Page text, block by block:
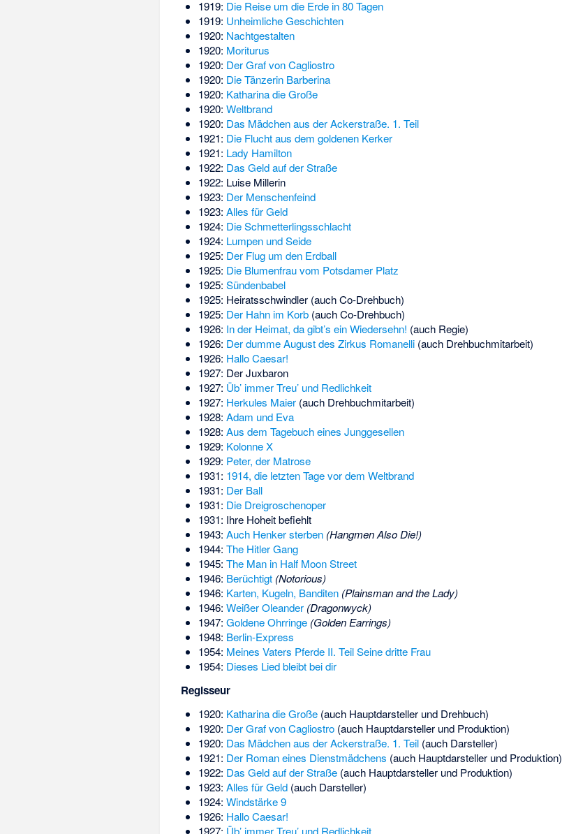
1919: Die Reise um die Erde in 80 Tagen
1919: Unheimliche Geschichten
1920: Nachtgestalten
1920: Moriturus
1920: Der Graf von Cagliostro
1920: Die Tänzerin Barberina
1920: Katharina die Große
1920: Weltbrand
1920: Das Mädchen aus der Ackerstraße. 1. Teil
1921: Die Flucht aus dem goldenen Kerker
1921: Lady Hamilton
1922: Das Geld auf der Straße
1922: Luise Millerin
1923: Der Menschenfeind
1923: Alles für Geld
1924: Die Schmetterlingsschlacht
1924: Lumpen und Seide
1925: Der Flug um den Erdball
1925: Die Blumenfrau vom Potsdamer Platz
1925: Sündenbabel
1925: Heiratsschwindler(auch Co-Drehbuch)
1925: Der Hahn im Korb(auch Co-Drehbuch)
1926: In der Heimat, da gibt’s ein Wiedersehn! (auch Regie)
1926: Der dumme August des Zirkus Romanelli(auch Drehbuchmitarbeit)
1926: Hallo Caesar!
1927: Der Juxbaron
1927: Üb’ immer Treu’ und Redlichkeit
1927: Herkules Maier(auch Drehbuchmitarbeit)
1928: Adam und Eva
1928: Aus dem Tagebuch eines Junggesellen
1929: Kolonne X
1929: Peter, der Matrose
1931: 1914, die letzten Tage vor dem Weltbrand
1931: Der Ball
1931: Die Dreigroschenoper
1931: Ihre Hoheit befiehlt
1943: Auch Henker sterben (Hangmen Also Die!)
1944: The Hitler Gang
1945: The Man in Half Moon Street
1946: Berüchtigt (Notorious)
1946: Karten, Kugeln, Banditen (Plainsman and the Lady)
1946: Weißer Oleander (Dragonwyck)
1947: Goldene Ohrringe (Golden Earrings)
1948: Berlin-Express
1954: Meines Vaters Pferde II. Teil Seine dritte Frau
1954: Dieses Lied bleibt bei dir
Regisseur
1920: Katharina die Große(auch Hauptdarsteller und Drehbuch)
1920: Der Graf von Cagliostro(auch Hauptdarsteller und Produktion)
1920: Das Mädchen aus der Ackerstraße. 1. Teil(auch Darsteller)
1921: Der Roman eines Dienstmädchens (auch Hauptdarsteller und Produktion)
1922: Das Geld auf der Straße(auch Hauptdarsteller und Produktion)
1923: Alles für Geld(auch Darsteller)
1924: Windstärke 9
1926: Hallo Caesar!